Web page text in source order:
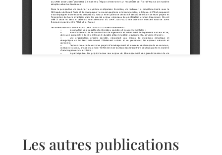
Les autres publications